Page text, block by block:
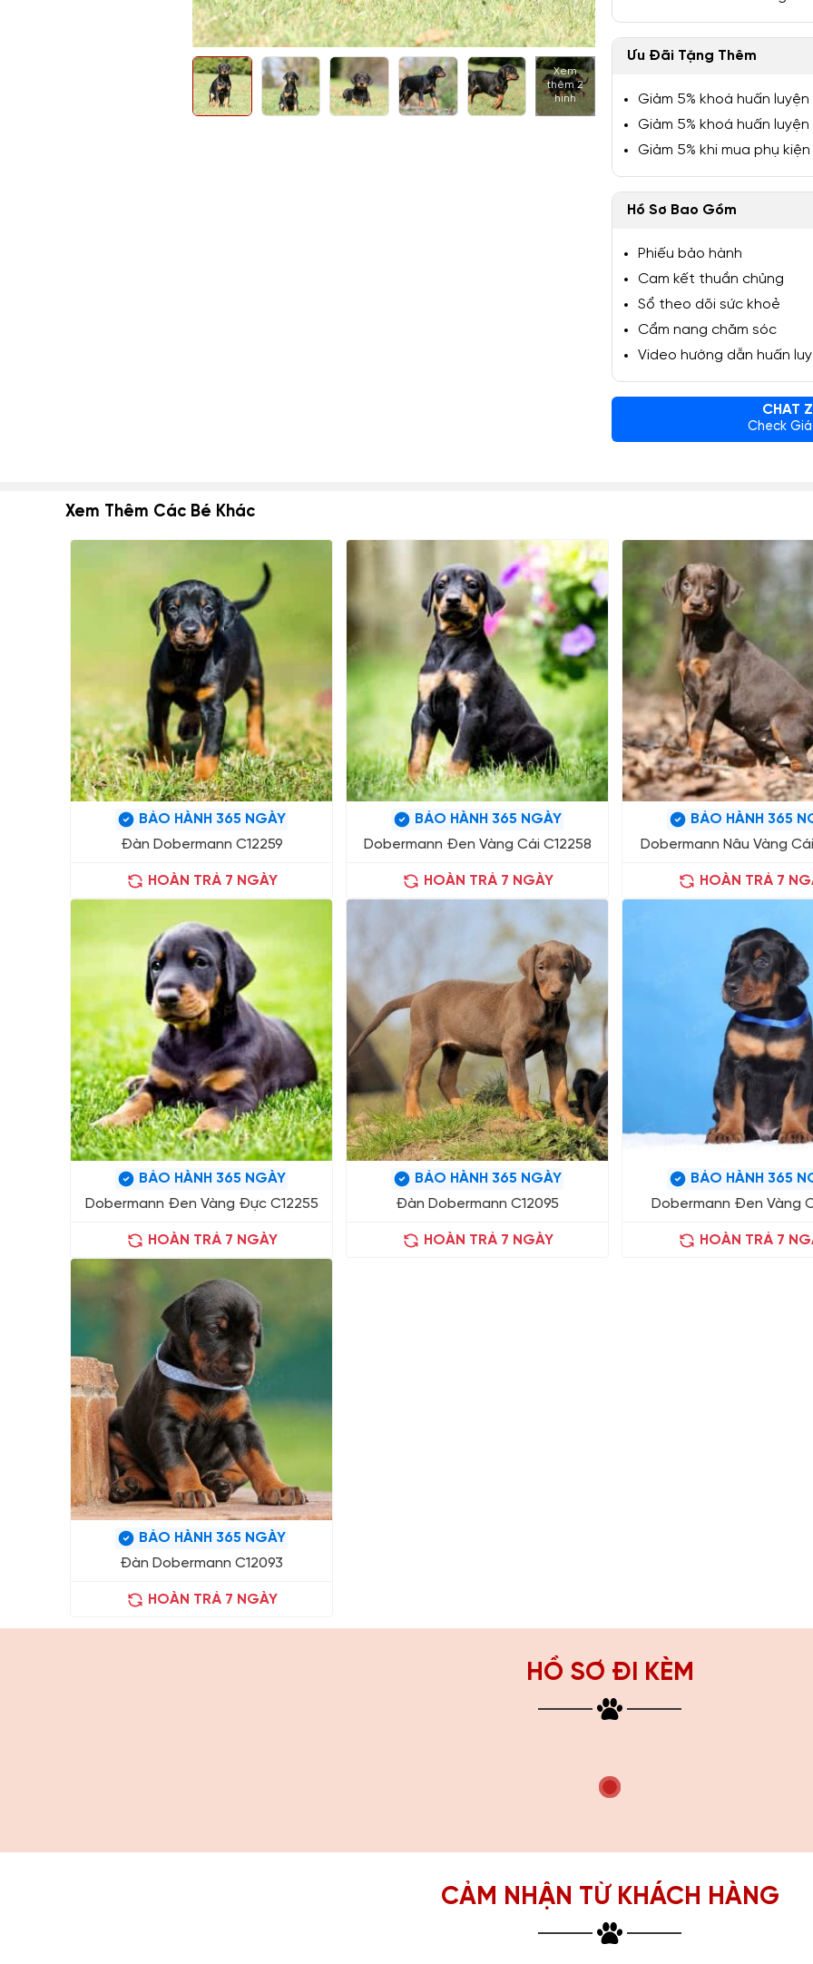
1/7
Xem
thêm 2
hình
Ưu Đãi Tặng Thêm
Giảm 5% khoá huấn
Giảm 5% khoá huấn
Giảm 5% khi mua phụ kiện
Hồ Sơ Bao Gồm
Phiếu bảo hành
Cam kết thuần chủng
Sổ theo dõi sức khoẻ
Cẩm nang chăm sóc
Video hướng dẫn huấn
CHAT
Check
Xem Thêm Các Bé Khác
BẢO HÀNH 365 NGÀY
Đàn Dobermann C12259
HOÀN TRẢ 7 NGÀY
BẢO HÀNH 365 NGÀY
Dobermann Đen Vàng Cái C12258
HOÀN TRẢ 7 NGÀY
BẢO HÀNH 365
Dobermann Nâu Vàng
HOÀN TRẢ 7
BẢO HÀNH 365 NGÀY
Dobermann Đen Vàng Đực C12255
HOÀN TRẢ 7 NGÀY
BẢO HÀNH 365 NGÀY
Đàn Dobermann C12095
HOÀN TRẢ 7 NGÀY
BẢO HÀNH 365
Dobermann Đen Vàng
HOÀN TRẢ 7
BẢO HÀNH 365 NGÀY
Đàn Dobermann C12093
HOÀN TRẢ 7 NGÀY
HỒ SƠ ĐI KÈM
CẢM NHẬN TỪ KHÁCH HÀNG